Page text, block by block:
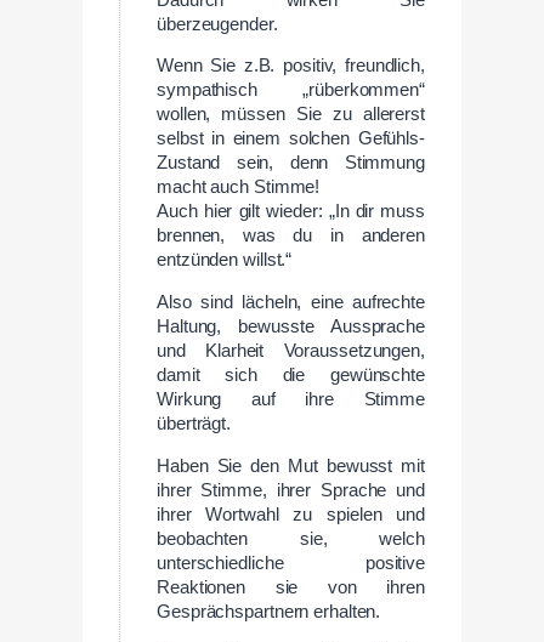
überzeugender.
Wenn Sie z.B. positiv, freundlich,
sympathisch „rüberkommen“
wollen, müssen Sie zu allererst
selbst in einem solchen Gefühls-
Zustand sein, denn Stimmung
macht auch Stimme!
Auch hier gilt wieder: „In dir muss
brennen, was du in anderen
entzünden willst.“
Also sind lächeln, eine aufrechte
Haltung, bewusste Aussprache
und Klarheit Voraussetzungen,
damit sich die gewünschte
Wirkung auf ihre Stimme
überträgt.
Haben Sie den Mut bewusst mit
ihrer Stimme, ihrer Sprache und
ihrer Wortwahl zu spielen und
beobachten sie, welch
unterschiedliche positive
Reaktionen sie von ihren
Gesprächspartnern erhalten.